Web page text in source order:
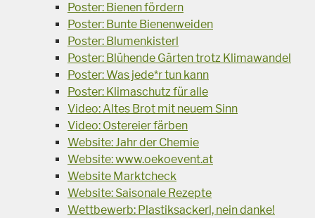
Poster: Bienen fördern
Poster: Bunte Bienenweiden
Poster: Blumenkisterl
Poster: Blühende Gärten trotz Klimawandel
Poster: Was jede*r tun kann
Poster: Klimaschutz für alle
Video: Altes Brot mit neuem Sinn
Video: Ostereier färben
Website: Jahr der Chemie
Website: www.oekoevent.at
Website Marktcheck
Website: Saisonale Rezepte
Wettbewerb: Plastiksackerl, nein danke!